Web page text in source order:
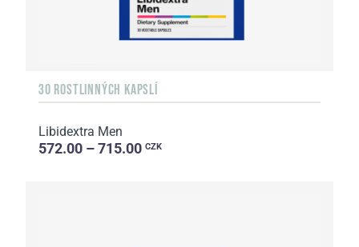
30 ROSTLINNÝCH KAPSLÍ
Libidextra Men
572.00 – 715.00 CZK